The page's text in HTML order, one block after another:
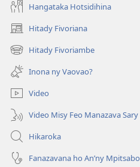
Hangataka Hotsidihina
Hitady Fivoriana
(manokatra
rohy) Hitady Fivoriambe
(manokatra
rohy) Inona ny Vaovao?
Video
Video Misy Feo Manazava Sary
Hikaroka
Fanazavana ho An’ny Mpitsabo